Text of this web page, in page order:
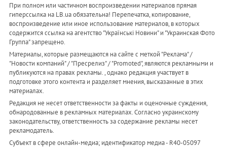
При полном или частичном воспроизведении материалов прямая
гиперссылка на LB.ua обязательна! Перепечатка, копирование,
воспроизведение или иное использование материалов, в которых
содержится ссылка на агентство "Українськi Новини" и "Украинская Фото
Группа" запрещено.
Материалы, которые размещаются на сайте с меткой "Реклама" /
"Новости компаний" / "Пресрелиз" / "Promoted", являются рекламными и
публикуются на правах рекламы. , однако редакция участвует в
подготовке этого контента и разделяет мнения, высказанные в этих
материалах.
Редакция не несет ответственности за факты и оценочные суждения,
обнародованные в рекламных материалах. Согласно украинскому
законодательству, ответственность за содержание рекламы несет
рекламодатель.
Субъект в сфере онлайн-медиа; идентификатор медиа - R40-05097